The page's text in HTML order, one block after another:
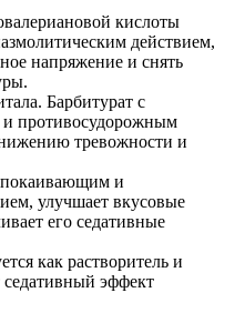
кислоты
действием,
напряжение и снять
Барбитурат с
противосудорожным
тревожности и
и
улучшает вкусовые
его седативные
как растворитель и
седативный эффект